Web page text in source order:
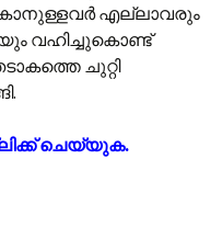
എല്ലാവരും
വഹിച്ചുകൊണ്ട്
ചുറ്റി
ചെയ്യുക.